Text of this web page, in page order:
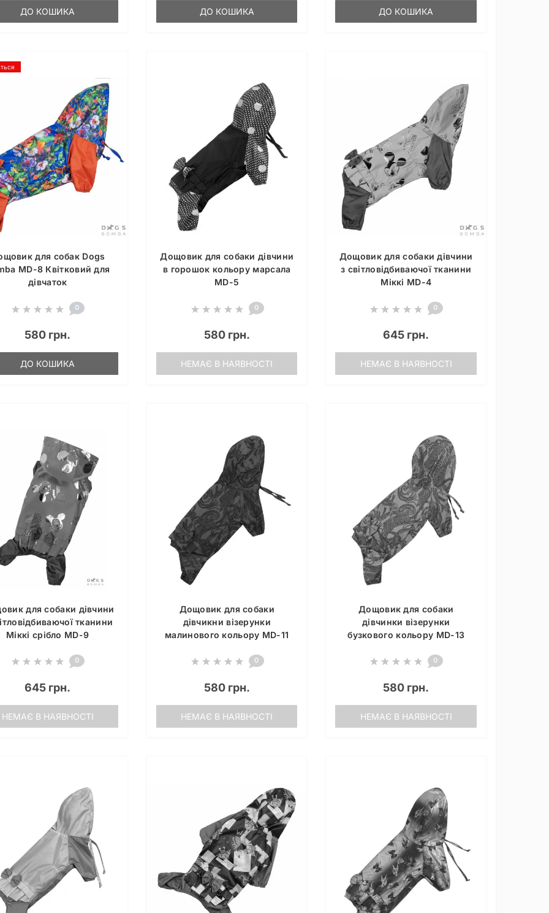
ДО КОШИКА ДО КОШИКА ДО КОШИКА
для собак Dogs
MD-8 Квітковий для
дівчаток
0
580 грн.
ДО КОШИКА
Дощовик для собаки дівчини
в горошок кольору марсала
MD-5
0
580 грн.
НЕМАЄ В НАЯВНОСТІ
Дощовик для собаки дівчини
з світловідбиваючої тканини
Мiккi MD-4
0
645 грн.
НЕМАЄ В НАЯВНОСТІ
для собаки дівчини
тканини
Мiккi срiбло MD-9
0
645 грн.
НЕМАЄ В НАЯВНОСТІ
Дощовик для собаки
дівчикни візерунки
малинового кольору MD-11
0
580 грн.
НЕМАЄ В НАЯВНОСТІ
Дощовик для собаки
дівчинки візерунки
бузкового кольору MD-13
0
580 грн.
НЕМАЄ В НАЯВНОСТІ